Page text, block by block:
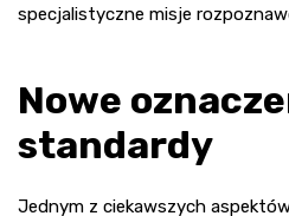
specjalistyczne misje
Nowe
standardy
Jednym z ciekawszych